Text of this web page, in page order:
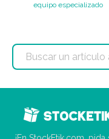
equipo especializado